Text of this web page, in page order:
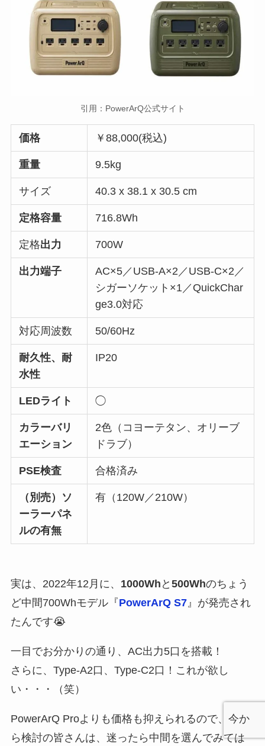
引用：PowerArQ公式サイト
価格 ￥88,000(税込)
重量 9.5kg
サイズ 40.3 x 38.1 x 30.5 cm
定格容量 716.8Wh
定格出力 700W
出力端子
AC×5／USB-A×2／USB-C×2／
シガーソケット×1／QuickChar
ge3.0対応
対応周波数 50/60Hz
耐久性、耐
水性
IP20
LEDライト ◯
カラーバリ
エーション
2色（コヨーテタン、オリーブ
ドラブ）
PSE検査 合格済み
（別売）ソ
ーラーパネ
ルの有無
有（120W／210W）
実は、2022年12月に、 1000Wh と 500Whのちょう
ど中間700Whモデル『PowerArQ S7』が発売され
たんです😭
一目でお分かりの通り、AC出力5口を搭載！
さらに、Type-A2口、Type-C2口！これが欲し
い・・・（笑）
PowerArQ Proよりも価格も抑えられるので、今か
ら検討の皆さんは、迷ったら中間を選んでみては